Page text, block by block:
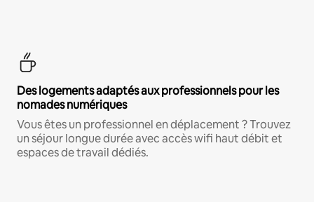
Des logements adaptés aux professionnels pour les
nomades numériques
Vous êtes un professionnel en déplacement ? Trouvez
un séjour longue durée avec accès wifi haut débit et
espaces de travail dédiés.